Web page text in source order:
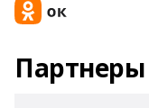
Партнеры